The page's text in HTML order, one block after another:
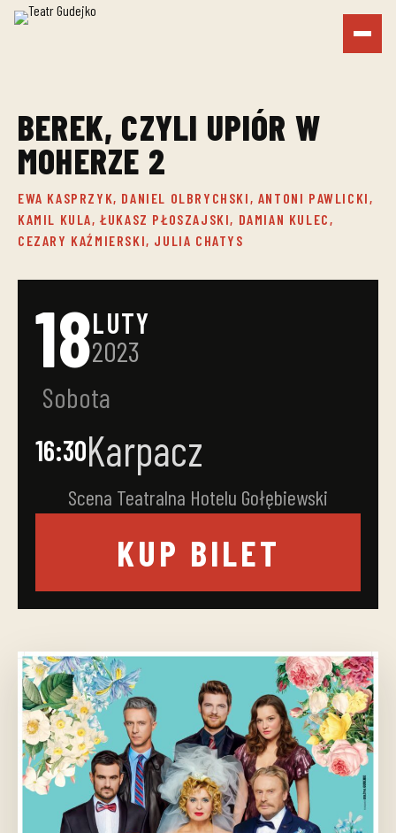
BEREK, CZYLI UPIÓR W
MOHERZE 2
EWA KASPRZYK, DANIEL OLBRYCHSKI, ANTONI PAWLICKI,
KAMIL KULA, ŁUKASZ PŁOSZAJSKI, DAMIAN KULEC,
CEZARY KAŹMIERSKI, JULIA CHATYS
18LUTY
2023
Sobota
16:30Karpacz
Scena Teatralna Hotelu Gołębiewski
KUP BILET